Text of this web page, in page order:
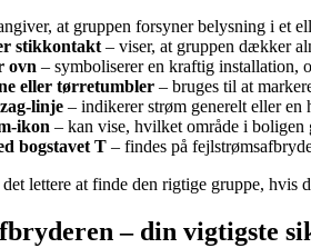
at gruppen forsyner belysning i et
stikkontakt– viser, at gruppen dækker
ovn – symboliserer en kraftig installation,
eller tørretumbler – bruges til at
linje – indikerer strøm generelt eller en
ikon – kan vise, hvilket område i
bogstavet T – findes på
lettere at finde den rigtige gruppe,
– din vigtigste